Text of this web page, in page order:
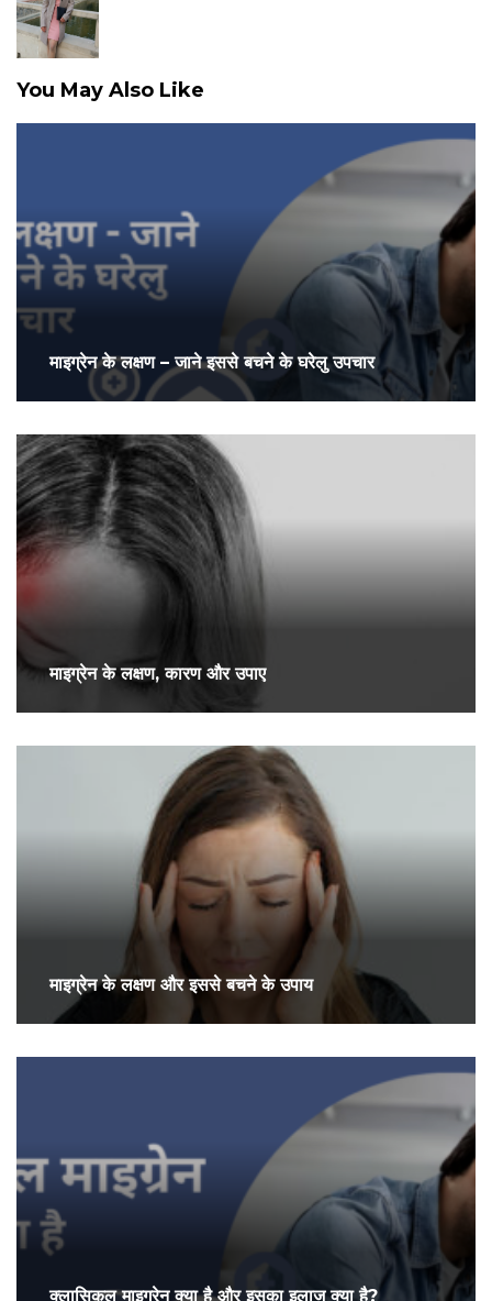
You May Also Like
माइग्रेन के लक्षण – जाने इससे बचने के घरेलु उपचार
माइग्रेन के लक्षण, कारण और उपाए
माइग्रेन के लक्षण और इससे बचने के उपाय
क्लासिकल माइग्रेन क्या है और इसका इलाज क्या है?